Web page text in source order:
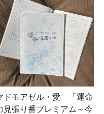
ドモアゼル・愛 「運命
見張り番プレミアム～今